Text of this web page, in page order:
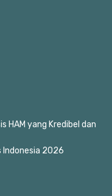
HAM yang Kredibel dan
Indonesia 2026